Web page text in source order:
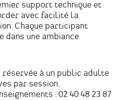
support technique et
avec facilité la
Chaque participant
dans une ambiance
à un public adulte
par session.
: 02 40 48 23 87